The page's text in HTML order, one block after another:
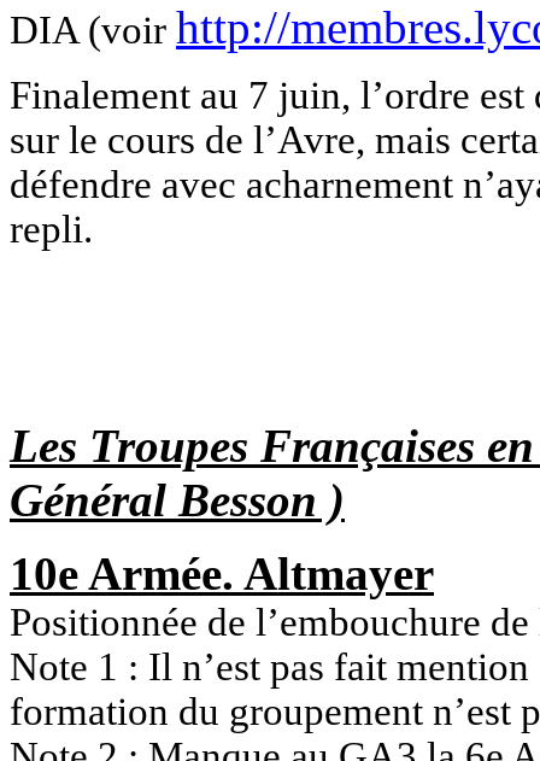
DIA (voir http://
Finalement au 7 juin, l’ordre
sur le cours de l’Avre, mais
défendre avec acharnement
repli.
Les Troupes Françaises
Général Besson )
10e Armée. Altmayer
Positionnée de l’embouchure
Note 1 : Il n’est pas fait
formation du groupement n’est